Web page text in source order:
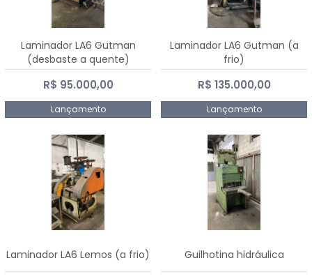
Laminador LA6 Gutman
(desbaste a quente)
R$ 95.000,00
Lançamento
Laminador LA6 Gutman (a
frio)
R$ 135.000,00
Lançamento
Laminador LA6 Lemos (a frio) Guilhotina hidráulica